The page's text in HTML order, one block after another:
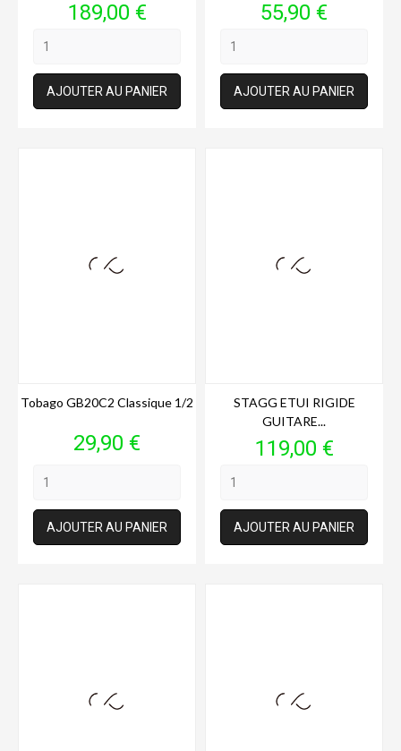
Prix
189,00 €
AJOUTER AU PANIER
Prix
55,90 €
AJOUTER AU PANIER
Tobago GB20C2 Classique 1/2
Prix
29,90 €
AJOUTER AU PANIER
STAGG ETUI RIGIDE
GUITARE...
Prix
119,00 €
AJOUTER AU PANIER